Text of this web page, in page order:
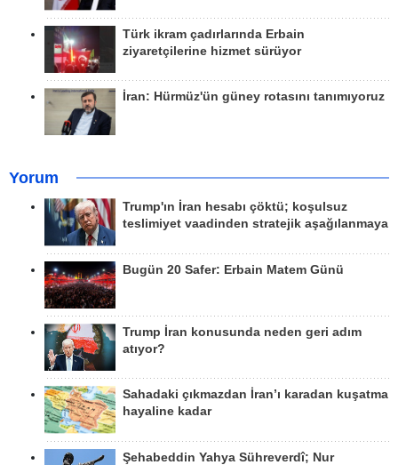
Türk ikram çadırlarında Erbain
ziyaretçilerine hizmet sürüyor
İran: Hürmüz'ün güney rotasını tanımıyoruz
Yorum
Trump'ın İran hesabı çöktü; koşulsuz
teslimiyet vaadinden stratejik aşağılanmaya
Bugün 20 Safer: Erbain Matem Günü
Trump İran konusunda neden geri adım
atıyor?
Sahadaki çıkmazdan İran’ı karadan kuşatma
hayaline kadar
Şehabeddin Yahya Sühreverdî; Nur